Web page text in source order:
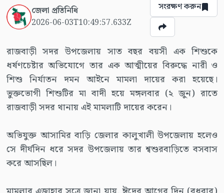
জেলা প্রতিনিধি
2026-06-03T10:49:57.633Z
সংরক্ষণ করুন
রাজবাড়ী সদর উপজেলায় সাত বছর বয়সী এক শিশুকে
ধর্ষণচেষ্টার অভিযোগে তার এক আত্মীয়ের বিরুদ্ধে নারী ও
শিশু নির্যাতন দমন আইনে মামলা দায়ের করা হয়েছে।
ভুক্তভোগী শিশুটির মা বাদী হয়ে মঙ্গলবার (২ জুন) রাতে
রাজবাড়ী সদর থানায় এই মামলাটি দায়ের করেন।
অভিযুক্ত আসামির বাড়ি জেলার কালুখালী উপজেলায় হলেও
সে দীর্ঘদিন ধরে সদর উপজেলায় তার শ্বশুরবাড়িতে বসবাস
করে আসছিল।